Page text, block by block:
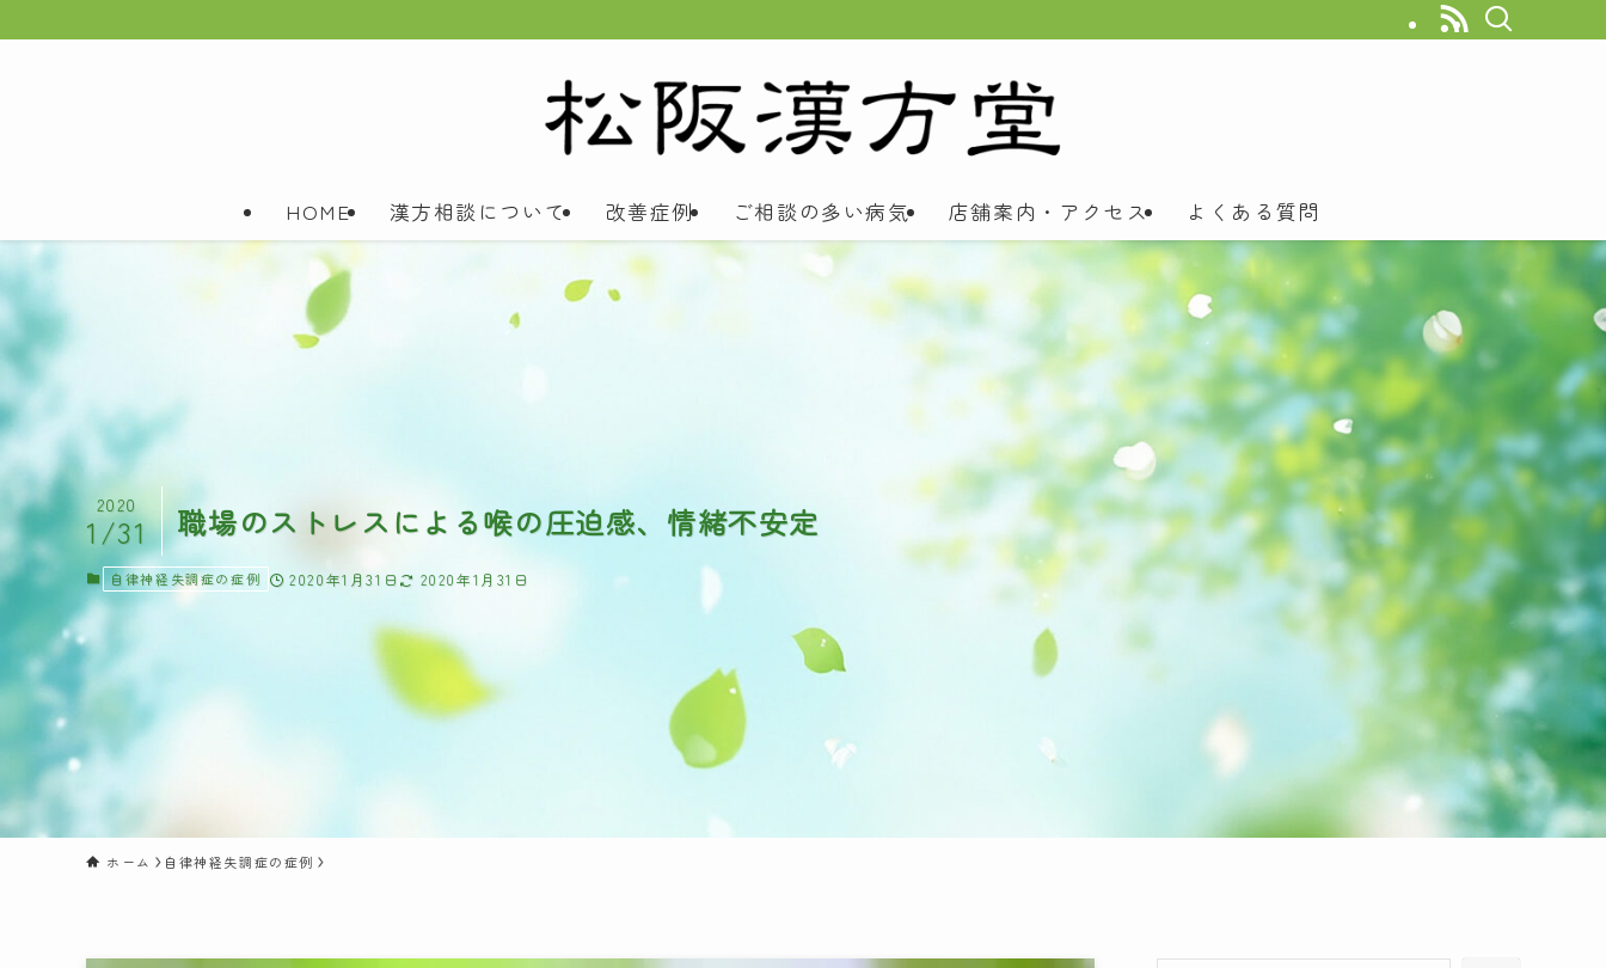
HOME 漢方相談について 改善症例 ご相談の多い病気 店舗案内・アクセス よくある質問
職場のストレスによる喉の圧迫感、情緒不安定
2020
1/31
自律神経失調症の症例 2020年1月31日 2020年1月31日
ホーム 自律神経失調症の症例